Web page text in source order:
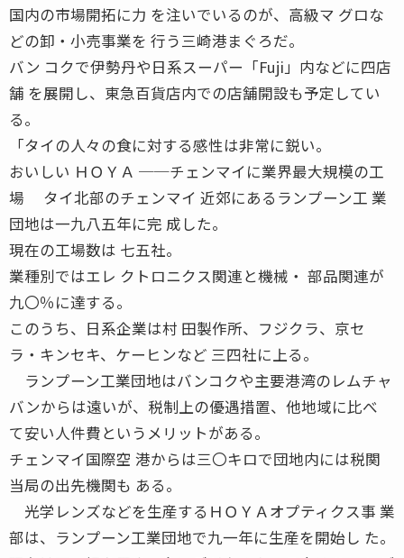
国内の市場開拓に力 を注いでいるのが、高級マ グロな
どの卸・小売事業を 行う三崎港まぐろだ。
バン コクで伊勢丹や日系スーパー「Fuji」内などに四店
舗 を展開し、東急百貨店内での店舗開設も予定してい
る。
「タイの人々の食に対する感性は非常に鋭い。
おいしい ＨＯＹＡ ──チェンマイに業界最大規模の工
場 タイ北部のチェンマイ 近郊にあるランプーン工 業
団地は一九八五年に完 成した。
現在の工場数は 七五社。
業種別ではエレ クトロニクス関連と機械・ 部品関連が
九〇％に達する。
このうち、日系企業は村 田製作所、フジクラ、京セ
ラ・キンセキ、ケーヒンなど 三四社に上る。
ランプーン工業団地はバンコクや主要港湾のレムチャ
バンからは遠いが、税制上の優遇措置、他地域に比べ
て安い人件費というメリットがある。
チェンマイ国際空 港からは三〇キロで団地内には税関
当局の出先機関も ある。
光学レンズなどを生産するＨＯＹＡオプティクス事 業
部は、ランプーン工業団地で九一年に生産を開始し た。